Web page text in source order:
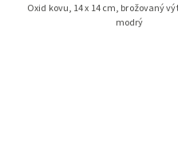
Oxid kovu, 14 x 14 cm, brožovaný
modrý